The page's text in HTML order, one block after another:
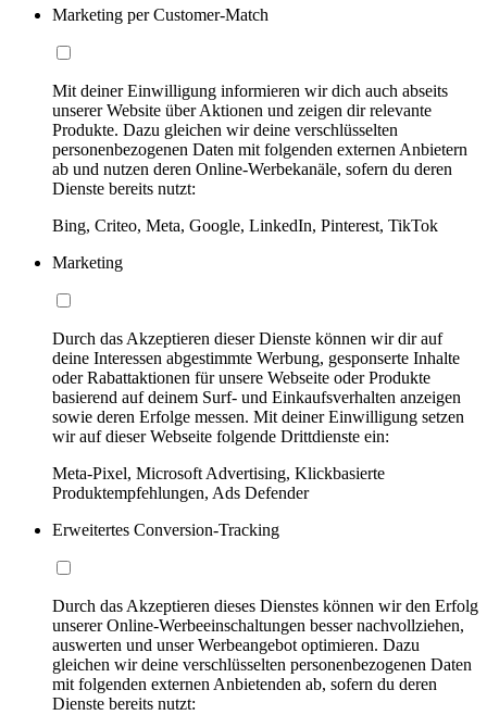
Marketing per Customer-Match
Mit deiner Einwilligung informieren wir dich auch abseits
unserer Website über Aktionen und zeigen dir relevante
Produkte. Dazu gleichen wir deine verschlüsselten
personenbezogenen Daten mit folgenden externen Anbietern
ab und nutzen deren Online-Werbekanäle, sofern du deren
Dienste bereits nutzt:
Bing, Criteo, Meta, Google, LinkedIn, Pinterest, TikTok
Marketing
Durch das Akzeptieren dieser Dienste können wir dir auf
deine Interessen abgestimmte Werbung, gesponserte Inhalte
oder Rabattaktionen für unsere Webseite oder Produkte
basierend auf deinem Surf- und Einkaufsverhalten anzeigen
sowie deren Erfolge messen. Mit deiner Einwilligung setzen
wir auf dieser Webseite folgende Drittdienste ein:
Meta-Pixel, Microsoft Advertising, Klickbasierte
Produktempfehlungen, Ads Defender
Erweitertes Conversion-Tracking
Durch das Akzeptieren dieses Dienstes können wir den Erfolg
unserer Online-Werbeeinschaltungen besser nachvollziehen,
auswerten und unser Werbeangebot optimieren. Dazu
gleichen wir deine verschlüsselten personenbezogenen Daten
mit folgenden externen Anbietenden ab, sofern du deren
Dienste bereits nutzt: